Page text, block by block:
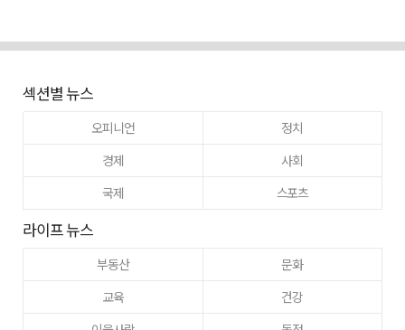
섹션별 뉴스
오피니언
정치
경제
사회
국제
스포츠
라이프 뉴스
부동산
문화
교육
건강